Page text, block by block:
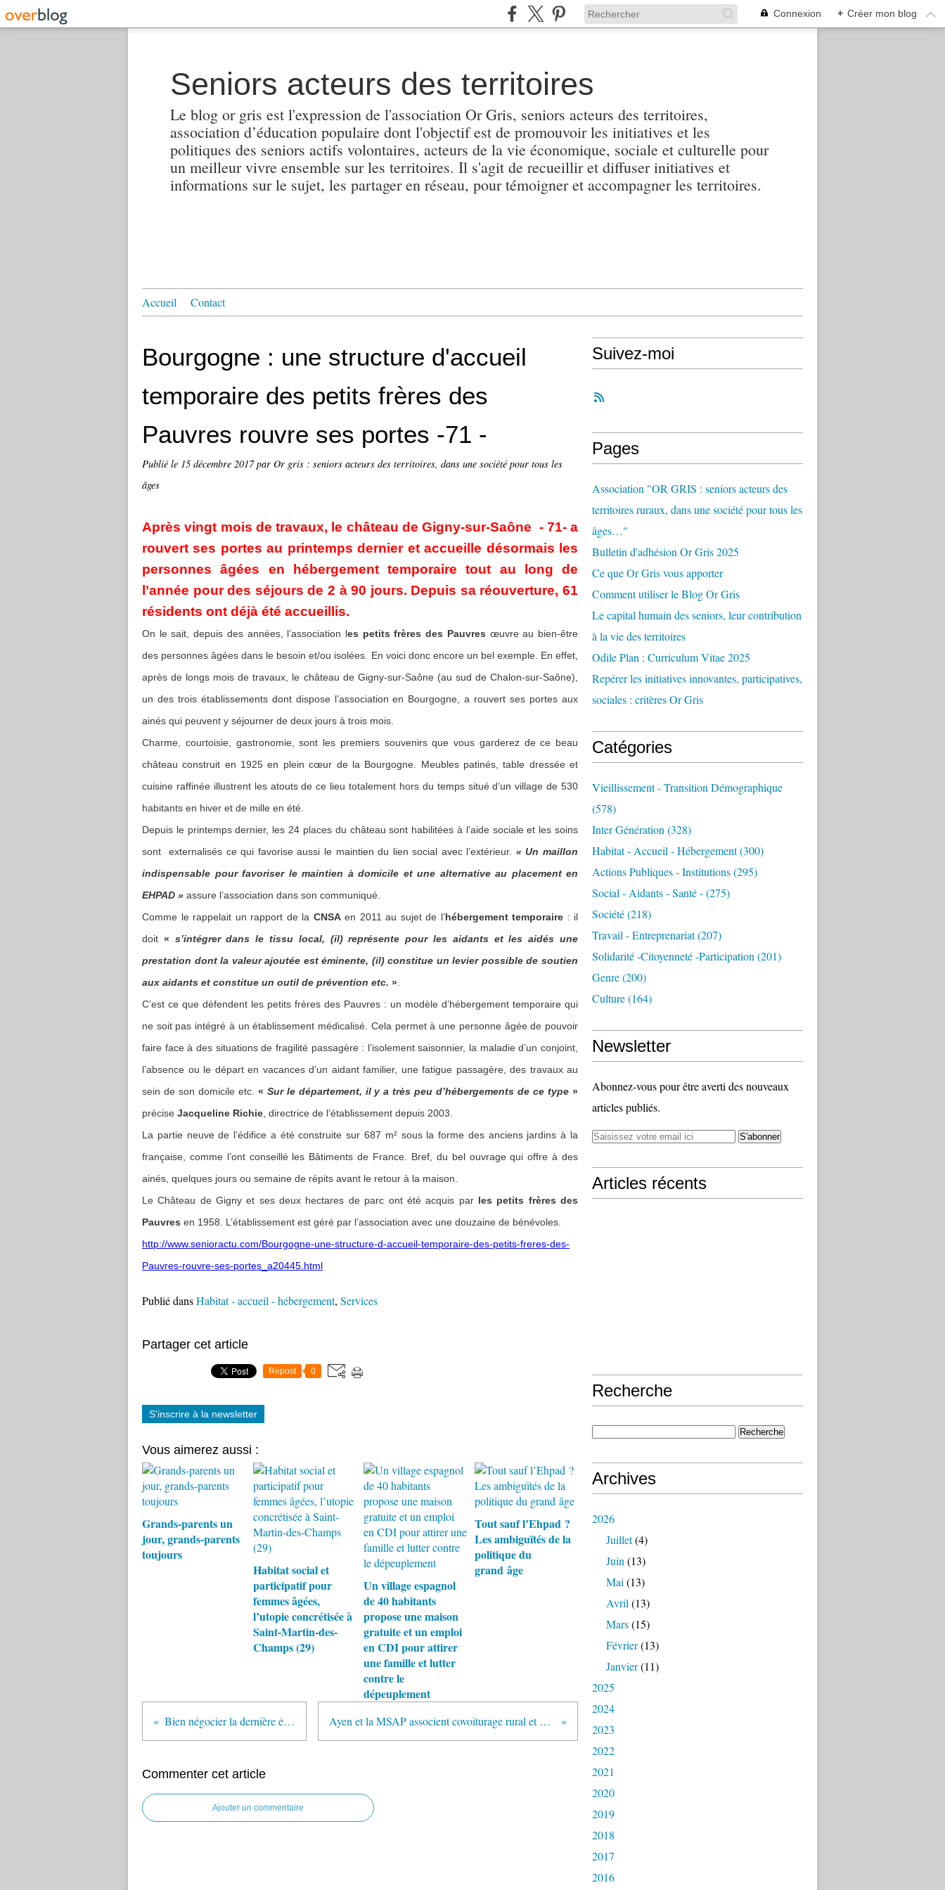
Connexion + Créer mon blog
Seniors acteurs des territoires
Le blog or gris est l'expression de l'association Or Gris, seniors acteurs des territoires,
association d’éducation populaire dont l'objectif est de promouvoir les initiatives et les
politiques des seniors actifs volontaires, acteurs de la vie économique, sociale et culturelle pour
un meilleur vivre ensemble sur les territoires. Il s'agit de recueillir et diffuser initiatives et
informations sur le sujet, les partager en réseau, pour témoigner et accompagner les territoires.
Accueil Contact
Bourgogne : une structure d'accueil
temporaire des petits frères des
Pauvres rouvre ses portes -71 -
Publié le 15 décembre 2017par Or gris : seniors acteurs des territoires, dans une société pour tous les
âges
Après vingt mois de travaux, le château de Gigny-sur-Saône - 71- a
rouvert ses portes au printemps dernier et accueille désormais les
personnes âgées en hébergement temporaire tout au long de
l’année pour des séjours de 2 à 90 jours. Depuis sa réouverture, 61
résidents ont déjà été accueillis.
On le sait, depuis des années, l’association les petits frères des Pauvres œuvre au bien-être
des personnes âgées dans le besoin et/ou isolées. En voici donc encore un bel exemple. En effet,
après de longs mois de travaux, le château de Gigny-sur-Saône (au sud de Chalon-sur-Saône),
un des trois établissements dont dispose l’association en Bourgogne, a rouvert ses portes aux
ainés qui peuvent y séjourner de deux jours à trois mois.
Charme, courtoisie, gastronomie, sont les premiers souvenirs que vous garderez de ce beau
château construit en 1925 en plein cœur de la Bourgogne. Meubles patinés, table dressée et
cuisine raffinée illustrent les atouts de ce lieu totalement hors du temps situé d’un village de 530
habitants en hiver et de mille en été.
Depuis le printemps dernier, les 24 places du château sont habilitées à l’aide sociale et les soins
sont externalisés ce qui favorise aussi le maintien du lien social avec l’extérieur. « Un maillon
indispensable pour favoriser le maintien à domicile et une alternative au placement en
EHPAD » assure l’association dans son communiqué.
Comme le rappelait un rapport de la CNSAen 2011 au sujet de l’hébergement temporaire : il
doit « s’intégrer dans le tissu local, (il) représente pour les aidants et les aidés une
prestation dont la valeur ajoutée est éminente, (il) constitue un levier possible de soutien
aux aidants et constitue un outil de prévention etc. »
C’est ce que défendent les petits frères des Pauvres : un modèle d’hébergement temporaire qui
ne soit pas intégré à un établissement médicalisé. Cela permet à une personne âgée de pouvoir
faire face à des situations de fragilité passagère : l’isolement saisonnier, la maladie d’un conjoint,
l’absence ou le départ en vacances d’un aidant familier, une fatigue passagère, des travaux au
sein de son domicile etc. « Sur le département, il y a très peu d’hébergements de ce type »
précise Jacqueline Richie , directrice de l’établissement depuis 2003.
La partie neuve de l’édifice a été construite sur 687 m² sous la forme des anciens jardins à la
française, comme l’ont conseillé les Bâtiments de France. Bref, du bel ouvrage qui offre à des
ainés, quelques jours ou semaine de répits avant le retour à la maison.
Le Château de Gigny et ses deux hectares de parc ont été acquis par les petits frères des
Pauvres en 1958. L’établissement est géré par l’association avec une douzaine de bénévoles.
http://www.senioractu.com/Bourgogne-une-structure-d-accueil-temporaire-des-petits-freres-des-
Pauvres-rouvre-ses-portes_a20445.html
Publié dansHabitat - accueil - hébergement, Services
Partager cet article
Repost 0
S'inscrire à la newsletter
Vous aimerez aussi :
Grands-parents un
jour, grands-parents
toujours
Habitat social et
participatif pour
femmes âgées,
l’utopie concrétisée à
Saint-Martin-des-
Champs (29)
Un village espagnol
de 40 habitants
propose une maison
gratuite et un emploi
en CDI pour attirer
une famille et lutter
contre le
dépeuplement
Tout sauf l’Ehpad ?
Les ambiguïtés de la
politique du
grand âge
Bien négocier la dernière étape avant la retraite Ayen et la MSAP associent covoiturage rural et monnaie locale, et ça roule ! -19-
Commenter cet article
Ajouter un commentaire
Suivez-moi
Pages
Association "OR GRIS : seniors acteurs des
territoires ruraux, dans une société pour tous les
âges…"
Bulletin d'adhésion Or Gris 2025
Ce que Or Gris vous apporter
Comment utiliser le Blog Or Gris
Le capital humain des seniors, leur contribution
à la vie des territoires
Odile Plan : Curriculum Vitae 2025
Repérer les initiatives innovantes, participatives,
sociales : critères Or Gris
Catégories
Vieillissement - Transition Démographique
(578)
Inter Génération (328)
Habitat - Accueil - Hébergement(300)
Actions Publiques - Institutions(295)
Social - Aidants - Santé -(275)
Société(218)
Travail - Entreprenariat(207)
Solidarité -citoyenneté -participation (201)
Genre(200)
Culture(164)
Newsletter
Abonnez-vous pour être averti des nouveaux
articles publiés.
Articles récents
Recherche
Archives
2026
Juillet(4)
Juin (13)
Mai (13)
Avril (13)
Mars(15)
Février(13)
Janvier(11)
2025
2024
2023
2022
2021
2020
2019
2018
2017
2016